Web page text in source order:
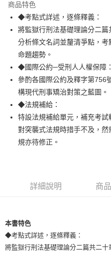
Apple Pay
悠遊付
Google Pay
ATM付款
運送方式
每筆NT$100，滿NT$1,000(含以
付款後全家取貨.
每筆NT$100，滿NT$1,000(含以
每筆NT$100，滿NT$1,000(含以
宅配
商品特色
◆考點式詳述，逐條釋義：
將監獄行刑法基礎理論分二
分析條文名詞並釐清爭點，
命題趨勢。
◆國際公約─受刑人人權保障：
參酌各國際公約及釋字第756
構現代刑事矯治對策之藍圖。
◆法規補給：
特設法規補給單元，補充考
對突襲式法規時措手不及，
規亦待修正。
詳細說明 商
本書特色
◆考點式詳述，逐條釋義：
將監獄行刑法基礎理論分二篇共二